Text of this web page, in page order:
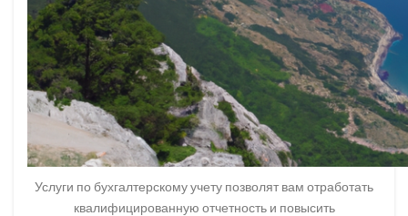
Услуги по бухгалтерскому учету позволят вам отработать
квалифицированную отчетность и повысить